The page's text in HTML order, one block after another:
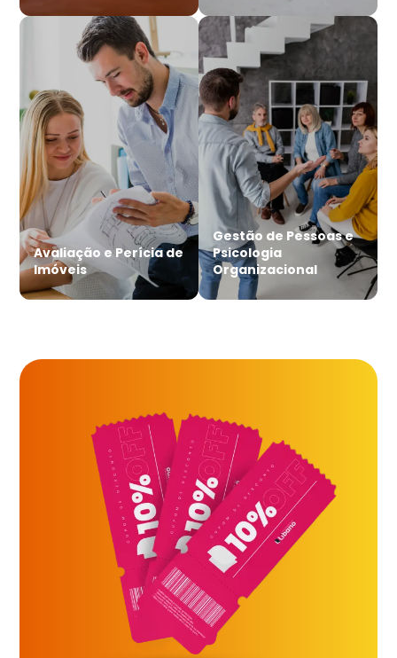
Avaliação e Perícia de
Imóveis
Gestão de Pessoas e
Psicologia
Organizacional